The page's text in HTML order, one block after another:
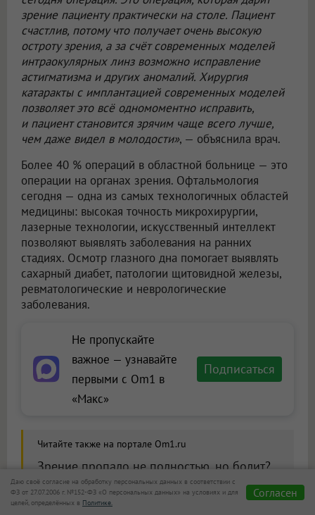
зрение пациенту практически на столе. Пациент
счастлив, потому что получает очень высокую
остроту зрения, а за счёт современных моделей
интраокулярных линз возможно исправление
астигматизма и других аномалий. Хирургия
катаракты с имплантацией современных моделей
позволяет это всё одномоментно исправить,
и пациент становится зрячим чаще всего лучше,
чем даже видел в молодости», — объяснила врач.
Более 40 % операций в областной больнице — это
операции на органах зрения. Офтальмология
сегодня — одна из самых технологичных областей
медицины: высокая точность микрохирургии,
лазерные технологии, искусственный интеллект
позволяют выявлять заболевания на ранних
стадиях. Осмотр глазного дна помогает выявлять
сахарный диабет, патологии щитовидной железы,
ревматологические и неврологические
заболевания.
Не пропускайте
важное — узнавайте
первыми с Om1 в
«Макс»
Подписаться
Читайте также на портале Om1.ru
Зрение пропало не полностью, но болит?
Врач назвала симптом инсульта глаза,
который нельзя игнорировать
Даю своё согласие на обработку персональных данных в соответствии с
ФЗ от 27.07.2006 г. №152-ФЗ «О персональных данных» на условиях и для
целей, определённых в Политике.
Согласен